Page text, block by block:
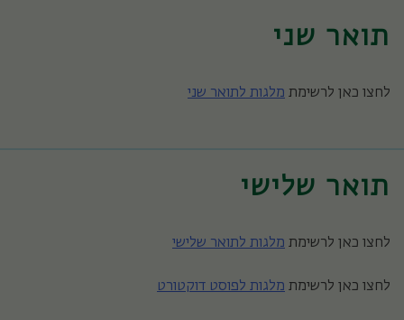
תואר שני
לחצו כאן לרשימת מלגות לתואר שני
תואר שלישי
לחצו כאן לרשימת מלגות לתואר שלישי
לחצו כאן לרשימת מלגות לפוסט דוקטורט